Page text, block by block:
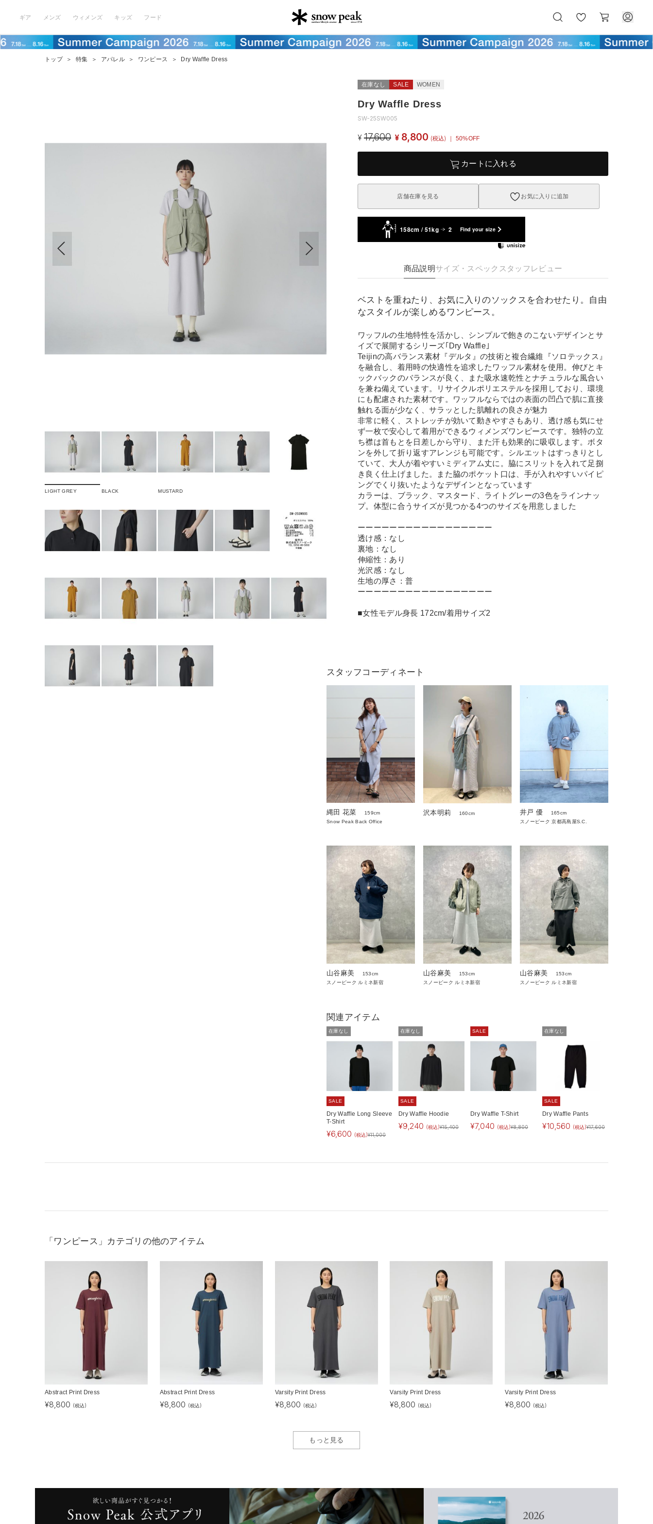
ギア メンズ ウィメンズ キッズ フード
気
に
ー
ト
トップ ＞ 特集 ＞ アパレル ＞ ワンピース ＞ Dry Waffle Dress
LIGHT GREY BLACK MUSTARD
在庫なし SALE WOMEN
Dry Waffle Dress
SW-25SW005
¥ 17,600 ¥ 8,800 (税込) ｜ 50%OFF
カートに入れる
店舗在庫を見る お気に入りに追加
158cm / 51kg 2 Find your size
商品説明サイズ・スペック スタッフレビュー
ベストを重ねたり、お気に入りのソックスを合わせたり。自由
なスタイルが楽しめるワンピース。
ワッフルの生地特性を活かし、シンプルで飽きのこないデザインとサ
イズで展開するシリーズ｢Dry Waffle｣
Teijinの高バランス素材『デルタ』の技術と複合繊維『ソロテックス』
を融合し、着用時の快適性を追求したワッフル素材を使用。伸びとキ
ックバックのバランスが良く、また吸水速乾性とナチュラルな風合い
を兼ね備えています。リサイクルポリエステルを採用しており、環境
にも配慮された素材です。ワッフルならではの表面の凹凸で肌に直接
触れる面が少なく、サラッとした肌離れの良さが魅力
非常に軽く、ストレッチが効いて動きやすさもあり、透け感も気にせ
ず一枚で安心して着用ができるウィメンズワンピースです。独特の立
ち襟は首もとを日差しから守り、また汗も効果的に吸収します。ボタ
ンを外して折り返すアレンジも可能です。シルエットはすっきりとし
ていて、大人が着やすいミディアム丈に。脇にスリットを入れて足捌
き良く仕上げました。また脇のポケット口は、手が入れやすいパイピ
ングでくり抜いたようなデザインとなっています
カラーは、ブラック、マスタード、ライトグレーの3色をラインナッ
プ。体型に合うサイズが見つかる4つのサイズを用意しました
ーーーーーーーーーーーーーーーーー
透け感：なし
裏地：なし
伸縮性：あり
光沢感：なし
生地の厚さ：普
ーーーーーーーーーーーーーーーーー
■女性モデル身長 172cm/着用サイズ2
スタッフコーディネート
縄田 花菜
159cm
Snow Peak Back Office
沢本明莉 160cm 井戸 優
165cm
スノーピーク 京都高島屋S.C.
山谷麻美
153cm
スノーピーク ルミネ新宿
山谷麻美
153cm
スノーピーク ルミネ新宿
山谷麻美
153cm
スノーピーク ルミネ新宿
関連アイテム
在庫なし
SALE
Dry Waffle Long Sleeve
T-Shirt
¥6,600 (税込)¥11,000
在庫なし
SALE
Dry Waffle Hoodie
¥9,240 (税込)¥15,400
SALE
Dry Waffle T-Shirt
¥7,040 (税込)¥8,800
在庫なし
SALE
Dry Waffle Pants
¥10,560 (税込)¥17,600
「ワンピース」カテゴリの他のアイテム
Abstract Print Dress
¥8,800 (税込)
Abstract Print Dress
¥8,800 (税込)
Varsity Print Dress
¥8,800 (税込)
Varsity Print Dress
¥8,800 (税込)
Varsity Print Dress
¥8,800 (税込)
もっと見る